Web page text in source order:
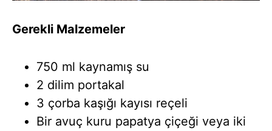
Gerekli Malzemeler
750 ml kaynamış su
2 dilim portakal
3 çorba kaşığı kayısı reçeli
Bir avuç kuru papatya çiçeği veya iki